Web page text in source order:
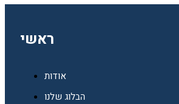
ראשי
אודות
הבלוג שלנו